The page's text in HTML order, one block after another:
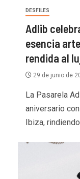
DESFILES
Adlib
esencia
rendida al
29 de junio de
La Pasarela
aniversario
Ibiza,